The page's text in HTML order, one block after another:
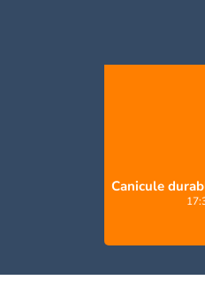
Canicule